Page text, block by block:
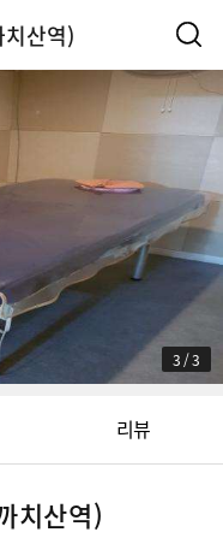
산역)
3 /3
리뷰
치산역)